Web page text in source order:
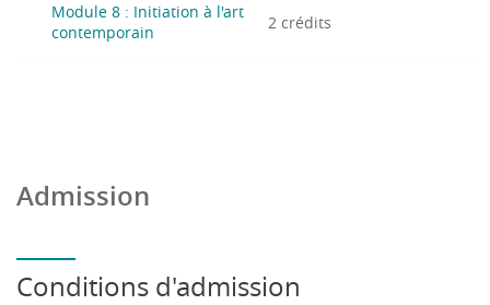
Module 8 : Initiation à l'art
contemporain
2 crédits
Admission
Conditions d'admission